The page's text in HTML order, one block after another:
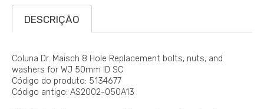
DESCRIÇÃO
Coluna Dr. Maisch 8 Hole Replacement bolts, nuts, and
washers for WJ 50mm ID SC
Código do produto: 5134677
Código antigo: AS2002-050A13